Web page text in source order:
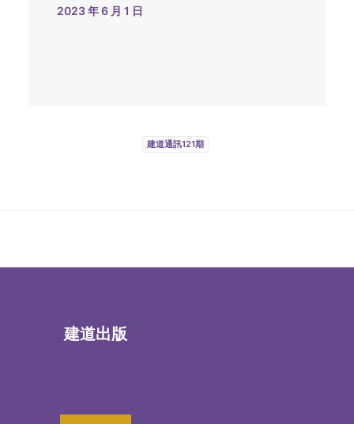
2023 年 6 月 1 日
建道通訊121期
建道出版